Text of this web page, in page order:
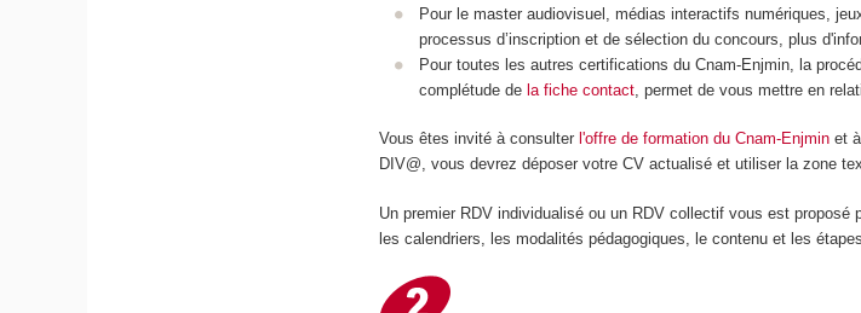
Pour le master audiovisuel, médias interactifs numériques,
processus d’inscription et de sélection du concours, plus
Pour toutes les autres certifications du Cnam-Enjmin, la
complétude de la fiche contact, permet de vous mettre en
Vous êtes invité à consulter l'offre de formation du Cnam-Enjmin et
DIV@, vous devrez déposer votre CV actualisé et utiliser la zone
Un premier RDV individualisé ou un RDV collectif vous est proposé
les calendriers, les modalités pédagogiques, le contenu et les